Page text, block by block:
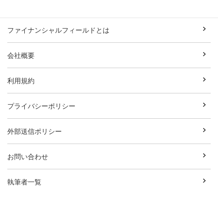
ファイナンシャルフィールドとは
会社概要
利用規約
プライバシーポリシー
外部送信ポリシー
お問い合わせ
執筆者一覧